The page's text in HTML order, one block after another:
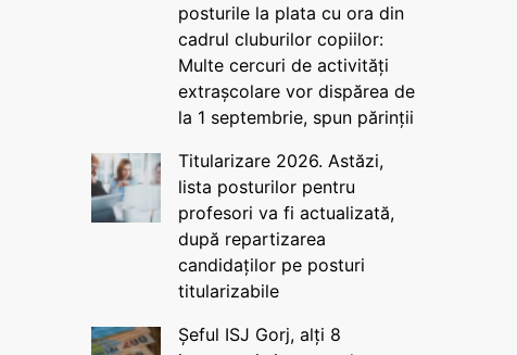
posturile la plata cu ora din
cadrul cluburilor copiilor:
Multe cercuri de activități
extrașcolare vor dispărea de
la 1 septembrie, spun părinții
Titularizare 2026. Astăzi,
lista posturilor pentru
profesori va fi actualizată,
după repartizarea
candidaților pe posturi
titularizabile
Șeful ISJ Gorj, alți 8